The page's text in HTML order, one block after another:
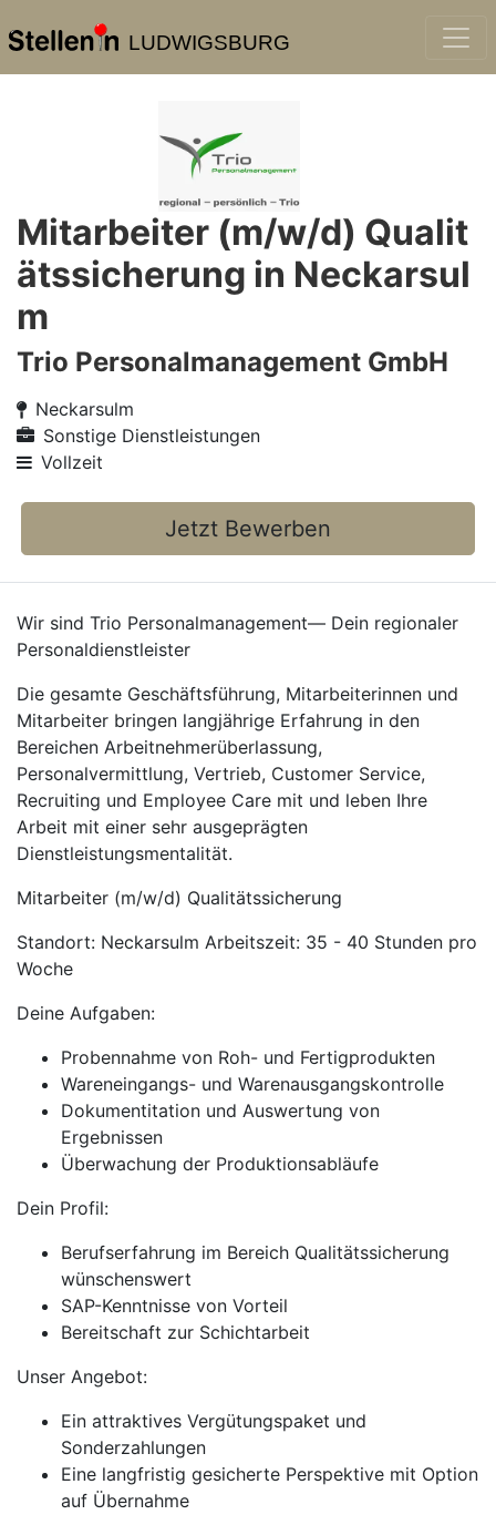
LUDWIGSBURG
Mitarbeiter (m/w/d) Qualit
ätssicherung in Neckarsul
m
Trio Personalmanagement GmbH
Neckarsulm
Sonstige Dienstleistungen
Vollzeit
Jetzt Bewerben
Wir sind Trio Personalmanagement— Dein regionaler
Personaldienstleister
Die gesamte Geschäftsführung, Mitarbeiterinnen und
Mitarbeiter bringen langjährige Erfahrung in den
Bereichen Arbeitnehmerüberlassung,
Personalvermittlung, Vertrieb, Customer Service,
Recruiting und Employee Care mit und leben Ihre
Arbeit mit einer sehr ausgeprägten
Dienstleistungsmentalität.
Mitarbeiter (m/w/d) Qualitätssicherung
Standort: Neckarsulm Arbeitszeit: 35 - 40 Stunden pro
Woche
Deine Aufgaben:
Probennahme von Roh- und Fertigprodukten
Wareneingangs- und Warenausgangskontrolle
Dokumentitation und Auswertung von
Ergebnissen
Überwachung der Produktionsabläufe
Dein Profil:
Berufserfahrung im Bereich Qualitätssicherung
wünschenswert
SAP-Kenntnisse von Vorteil
Bereitschaft zur Schichtarbeit
Unser Angebot:
Ein attraktives Vergütungspaket und
Sonderzahlungen
Eine langfristig gesicherte Perspektive mit Option
auf Übernahme